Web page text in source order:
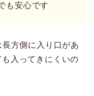
も安心です
方側に入り口があ
入ってきにくいの